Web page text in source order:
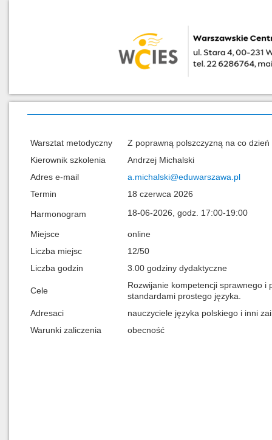
Warsztat metodyczny
Z poprawną polszczyzną na co dzień
Kierownik szkolenia
Andrzej Michalski
Adres e-mail
a.michalski@eduwarszawa.pl
Termin
18 czerwca 2026
Harmonogram 18-06-2026, godz. 17:00-19:00
Miejsce
online
Liczba miejsc
12/50
Liczba godzin
3.00 godziny dydaktyczne
Cele
Rozwijanie kompetencji sprawnego i
standardami prostego języka.
Adresaci
nauczyciele języka polskiego i inni
Warunki zaliczenia
obecność